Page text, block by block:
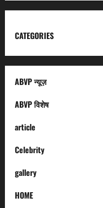
CATEGORIES
ABVP न्यूज़
ABVP विशेष
article
Celebrity
gallery
HOME